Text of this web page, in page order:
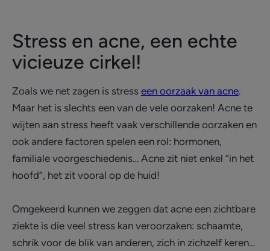
Stress en acne, een echte
vicieuze cirkel!
Zoals we net zagen is stress een oorzaak van acne.
Maar het is slechts een van de vele oorzaken! Acne te
wijten aan stress heeft vaak verschillende oorzaken en
ook andere factoren spelen een rol: hormonen,
familiale voorgeschiedenis… Acne zit niet enkel “in het
hoofd”, het zit vooral op de huid!
Omgekeerd kunnen we zeggen dat acne een zichtbare
ziekte is die veel stress kan veroorzaken: schaamte,
schrik voor de blik van anderen, zich in zichzelf keren…